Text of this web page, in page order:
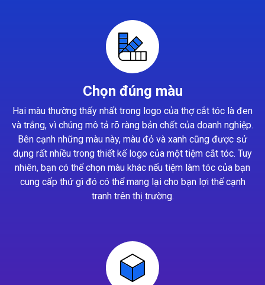
Chọn đúng màu
Hai màu thường thấy nhất trong logo của thợ cắt tóc là đen
và trắng, vì chúng mô tả rõ ràng bản chất của doanh nghiệp.
Bên cạnh những màu này, màu đỏ và xanh cũng được sử
dụng rất nhiều trong thiết kế logo của một tiệm cắt tóc. Tuy
nhiên, bạn có thể chọn màu khác nếu tiệm làm tóc của bạn
cung cấp thứ gì đó có thể mang lại cho bạn lợi thế cạnh
tranh trên thị trường.